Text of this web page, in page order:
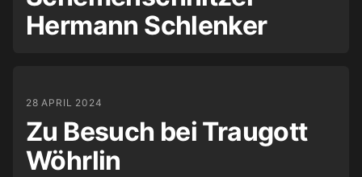
Hermann Schlenker
28 APRIL 2024
Zu Besuch bei Traugott
Wöhrlin